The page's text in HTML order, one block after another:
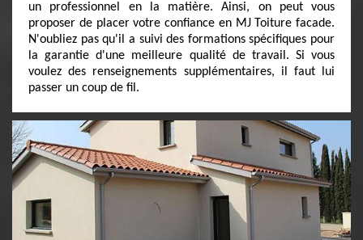
un professionnel en la matière. Ainsi, on peut vous
proposer de placer votre confiance en MJ Toiture facade.
N'oubliez pas qu'il a suivi des formations spécifiques pour
la garantie d'une meilleure qualité de travail. Si vous
voulez des renseignements supplémentaires, il faut lui
passer un coup de fil.